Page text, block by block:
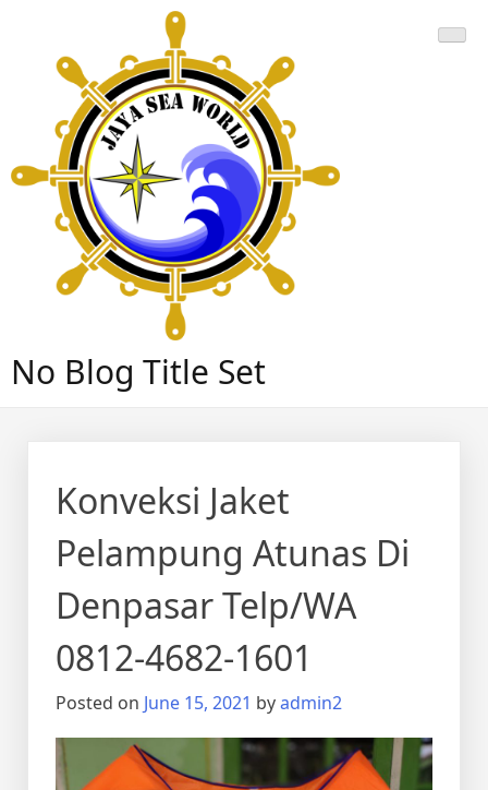
content
No Blog Title Set
Konveksi Jaket
Pelampung Atunas Di
Denpasar Telp/WA
0812-4682-1601
Posted on June 15, 2021 byadmin2